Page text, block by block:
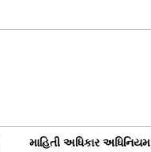
માહિતી અધિકાર અધિનિયમ